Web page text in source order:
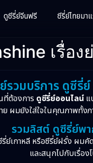
ดูซีรี่ย์จีนฟรี ซีรี่ย์ไทยมา
เรื่อง
รวมบริการ ดูซีรี่
ต้องการ ดูซีรี่ย์ออนไลน์แ
าย ผมยังใส่ใจในคุณภาพ
รวมลิสต์ ดูซีรี่ย์พ
รี่ย์เกาหลี หรือซีรี่ย์ฝรั่ง ผ
และสนุกไปกับเรื่อง